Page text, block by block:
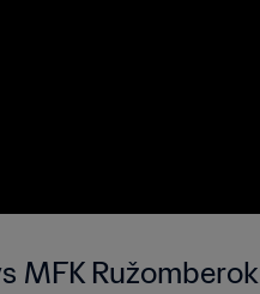
MFK Ružomberok